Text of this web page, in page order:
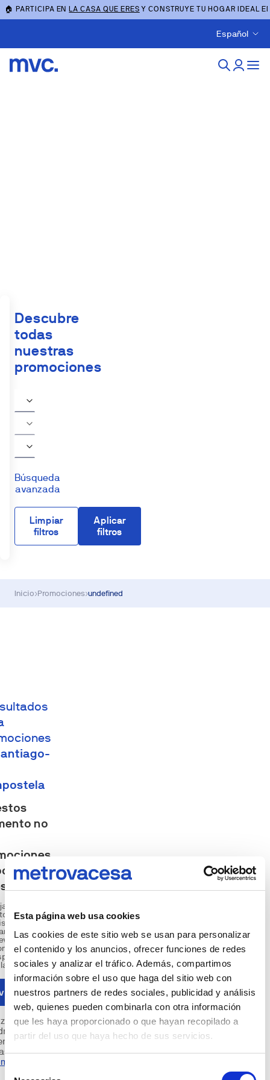
Esta página web usa cookies
Las cookies de este sitio web se usan para personalizar
el contenido y los anuncios, ofrecer funciones de redes
sociales y analizar el tráfico. Además, compartimos
información sobre el uso que haga del sitio web con
nuestros partners de redes sociales, publicidad y análisis
web, quienes pueden combinarla con otra información
que les haya proporcionado o que hayan recopilado a
partir del uso que haya hecho de sus servicios.
Selección
🏠 PARTICIPA ENLA CASA QUE ERES Y CONSTRUYE TU HOGAR IDEAL
Español
Descubre
todas
nuestras
promociones
Búsqueda
avanzada
Limpiar
filtros
Aplicar
filtros
Inicio›Promociones›undefined
no
zona
tus
y te
haya
zona.
te
ver